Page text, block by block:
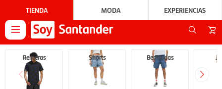
TIENDA MODA EXPERIENCIAS

Remeras Shorts Bermudas